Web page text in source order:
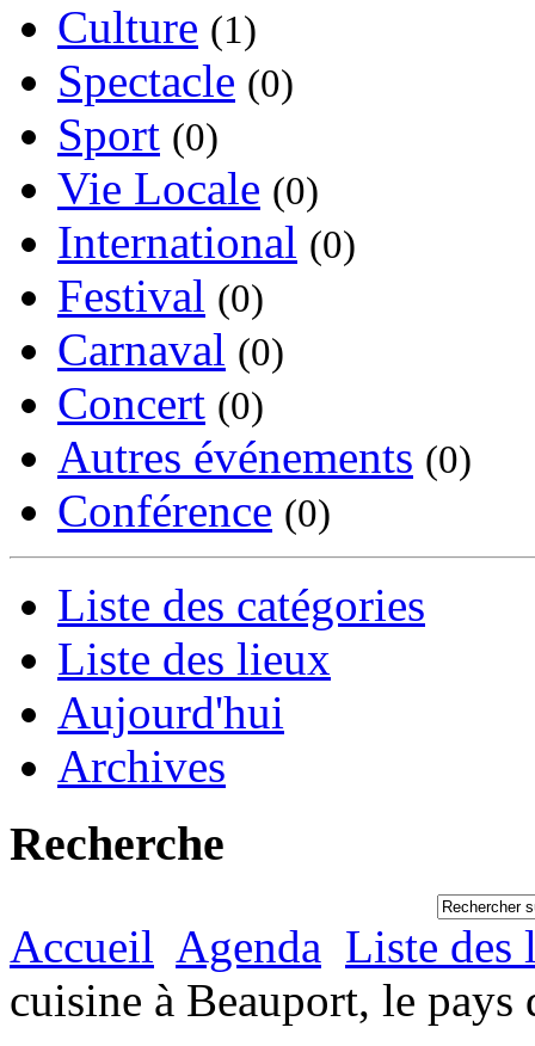
Culture (1)
Spectacle (0)
Sport (0)
Vie Locale (0)
International (0)
Festival (0)
Carnaval (0)
Concert (0)
Autres événements (0)
Conférence (0)
Liste des catégories
Liste des lieux
Aujourd'hui
Archives
Recherche
Accueil Agenda Liste des
cuisine à Beauport, le pays